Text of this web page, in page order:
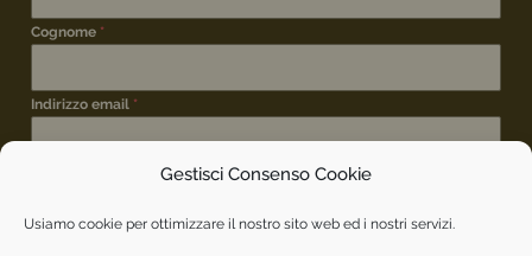
Gestisci Consenso Cookie
Usiamo cookie per ottimizzare il nostro sito web ed i nostri servizi.
Cognome *
Indirizzo email *
ISCRIZIONE NEWSLETTER*
aggiornato sui vostri eventi.